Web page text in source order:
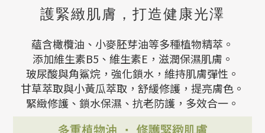
護緊緻肌膚，打造健康光澤
蘊含橄欖油、小麥胚芽油等多種植物精萃。
添加維生素B5、維生素E，滋潤保濕肌膚。
玻尿酸與角鯊烷，強化鎖水，維持肌膚彈性。
甘草萃取與小黃瓜萃取，舒緩修護，提亮膚色。
緊緻修護、鎖水保濕、抗老防護，多效合一。